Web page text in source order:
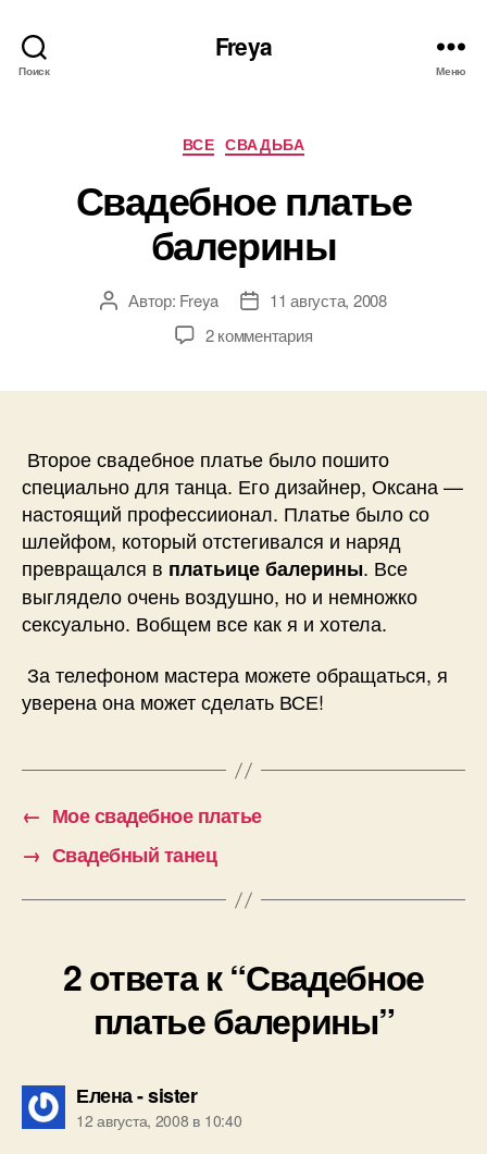
Поиск
Freya
Меню
Рубрики
ВСЕ СВАДЬБА
Свадебное платье
балерины
АвторАвтор: Freya
Дата11 августа, 2008
2 комментарияк
Второе свадебное платье было пошито
специально для танца. Его дизайнер, Оксана —
настоящий профессиионал. Платье было со
шлейфом, который отстегивался и наряд
превращался в платьице балерины. Все
выглядело очень воздушно, но и немножко
сексуально. Вобщем все как я и хотела.
За телефоном мастера можете обращаться, я
уверена она может сделать ВСЕ!
← Мое свадебное платье
→ Свадебный танец
2 ответа к “Свадебное
платье балерины”
Елена - sisterпишет:
12 августа, 2008 в 10:40